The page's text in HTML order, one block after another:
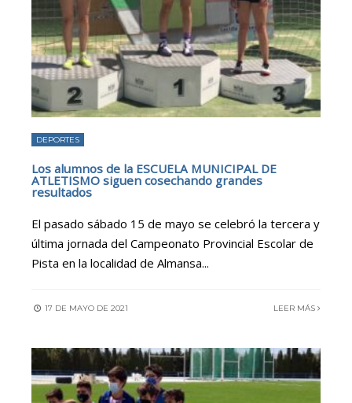
DEPORTES
Los alumnos de la ESCUELA MUNICIPAL DE
ATLETISMO siguen cosechando grandes
resultados
El pasado sábado 15 de mayo se celebró la tercera y
última jornada del Campeonato Provincial Escolar de
Pista en la localidad de Almansa...
17 DE MAYO DE 2021 LEER MÁS